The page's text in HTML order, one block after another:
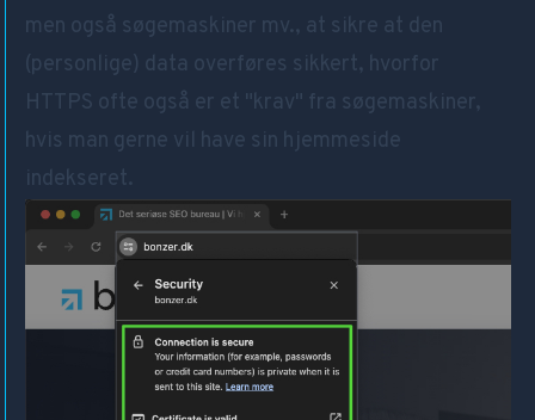
men også søgemaskiner mv., at sikre at den
(personlige) data overføres sikkert, hvorfor
HTTPS ofte også er et "krav" fra søgemaskiner,
hvis man gerne vil have sin hjemmeside
indekseret.